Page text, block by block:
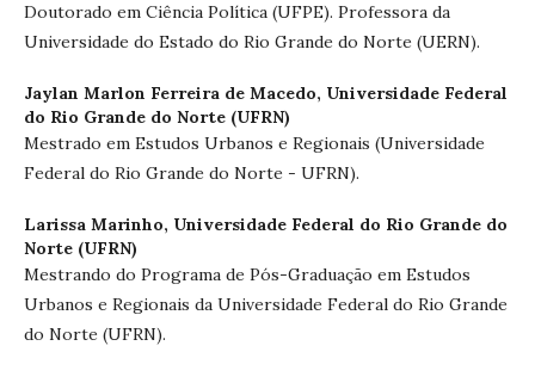
Doutorado em Ciência Política (UFPE). Professora da
Universidade do Estado do Rio Grande do Norte (UERN).
Jaylan Marlon Ferreira de Macedo, Universidade Federal
do Rio Grande do Norte (UFRN)
Mestrado em Estudos Urbanos e Regionais (Universidade
Federal do Rio Grande do Norte - UFRN).
Larissa Marinho, Universidade Federal do Rio Grande do
Norte (UFRN)
Mestrando do Programa de Pós-Graduação em Estudos
Urbanos e Regionais da Universidade Federal do Rio Grande
do Norte (UFRN).